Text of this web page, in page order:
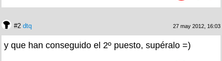
#2 dtq 27 may 2012, 16:03
y que han conseguido el 2º puesto, supéralo =)